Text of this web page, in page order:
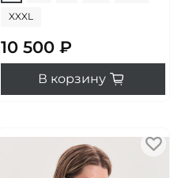
XXXL
10 500 ₽
В корзину